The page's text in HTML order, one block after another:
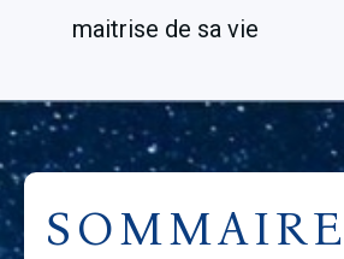
maitrise de sa vie
SOMMAIRE